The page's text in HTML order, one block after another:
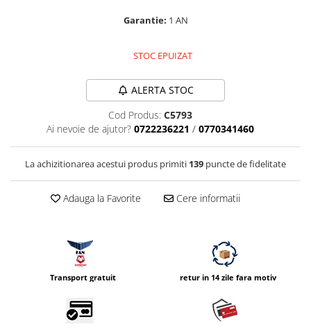
Cabluri TTL
Cabluri si Patine Sincron
Alimentare auxiliara blitz
Bracket-uri si suporti
Huse protectie blitz extern
Huse protectie filtre gel
Accesorii Aparate Digitale
Garantie: 1 AN
STOC EPUIZAT
ALERTA STOC
Cod Produs: C5793
Ai nevoie de ajutor? 0722236221 / 0770341460
La achizitionarea acestui produs primiti 139 puncte de fidelitate
Adauga la Favorite Cere informatii
Transport gratuit retur in 14 zile fara motiv